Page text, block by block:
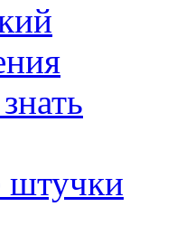
штучки